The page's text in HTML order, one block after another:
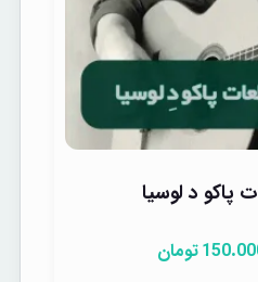
پاکو د لوسیا
تومان